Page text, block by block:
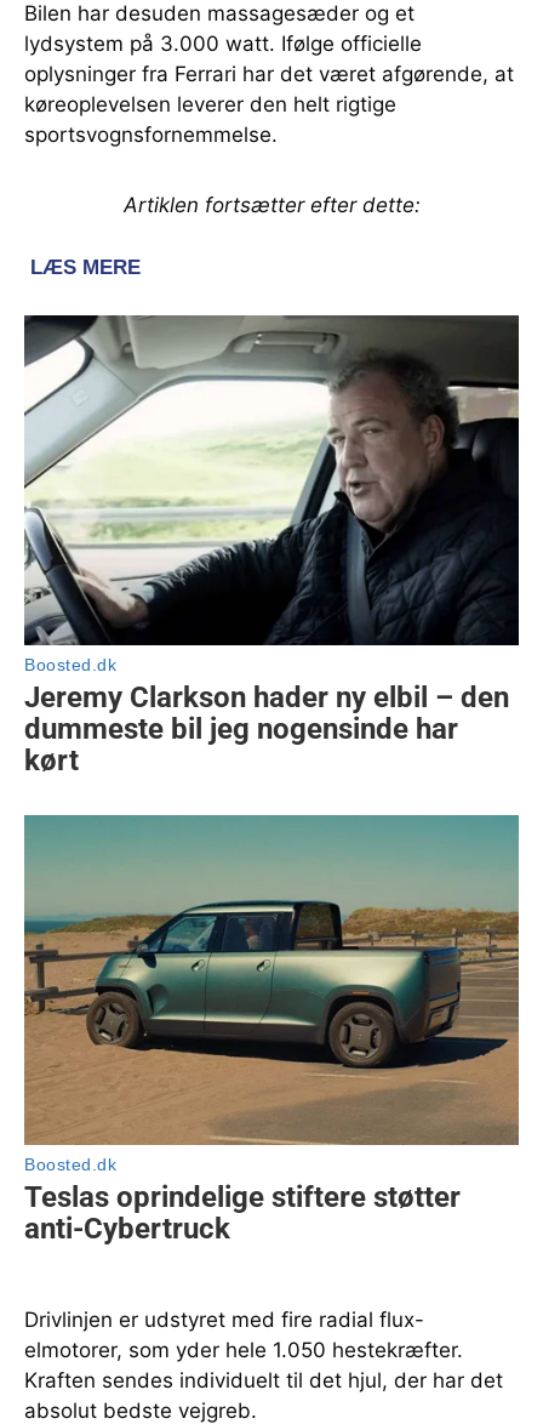
Bilen har desuden massagesæder og et
lydsystem på 3.000 watt. Ifølge officielle
oplysninger fra Ferrari har det været afgørende, at
køreoplevelsen leverer den helt rigtige
sportsvognsfornemmelse.
Artiklen fortsætter efter dette:
Drivlinjen er udstyret med fire radial flux-
elmotorer, som yder hele 1.050 hestekræfter.
Kraften sendes individuelt til det hjul, der har det
absolut bedste vejgreb.